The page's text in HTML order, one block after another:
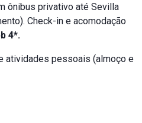
ônibus privativo até Sevilla
Check-in e acomodação
4*.
atividades pessoais (almoço e